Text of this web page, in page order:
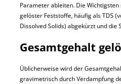
Parameter ableiten. Die
gelöster Feststoffe, häufig als TDS
Dissolved Solids) abgekürzt und die
Gesamtgehalt
Üblicherweise wird der
gravimetrisch durch Verdampfung